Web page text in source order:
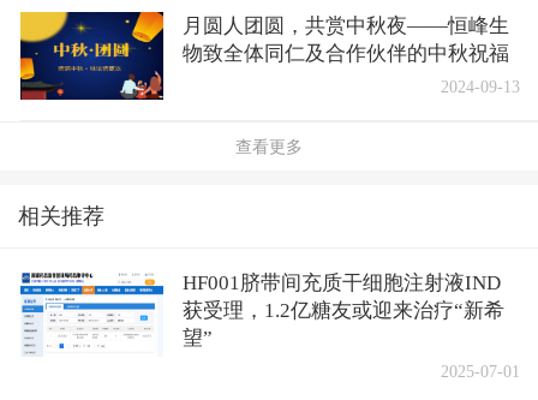
月圆人团圆，共赏中秋夜——恒峰生
物致全体同仁及合作伙伴的中秋祝福
2024-09-13
查看更多
相关推荐
HF001脐带间充质干细胞注射液IND
获受理，1.2亿糖友或迎来治疗“新希
望”
2025-07-01